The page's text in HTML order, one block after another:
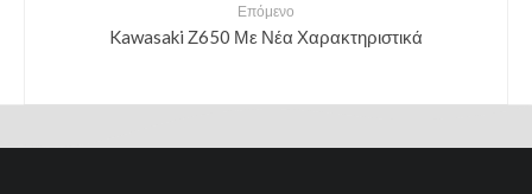
Επόμενο
Kawasaki Ζ650 Με Νέα Χαρακτηριστικά